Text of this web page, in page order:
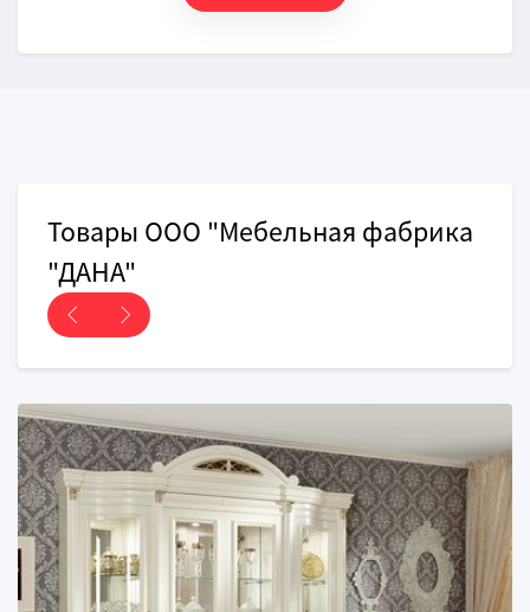
Товары ООО "Мебельная фабрика
"ДАНА"